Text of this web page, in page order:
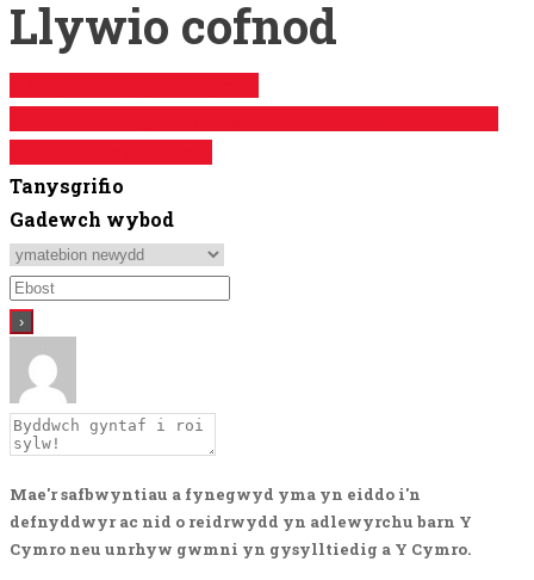
Llywio cofnod
Tanysgrifio
Gadewch wybod
Mae'r safbwyntiau a fynegwyd yma yn eiddo i'n
defnyddwyr ac nid o reidrwydd yn adlewyrchu barn Y
Cymro neu unrhyw gwmni yn gysylltiedig a Y Cymro.